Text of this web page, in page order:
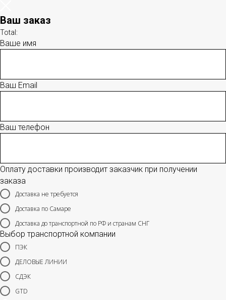
Ваш заказ
Total:
Ваше имя
Ваш Email
Ваш телефон
Оплату доставки производит заказчик при получении
заказа
Доставка не требуется
Доставка по Самаре
Доставка до транспортной по РФ и странам СНГ
Выбор транспортной компании
ПЭК
ДЕЛОВЫЕ ЛИНИИ
СДЭК
GTD